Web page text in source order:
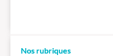
Nos rubriques